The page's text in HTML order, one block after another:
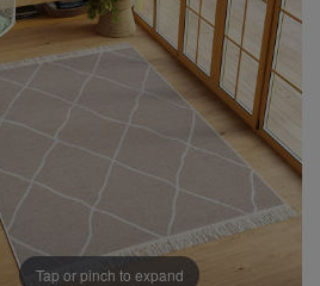
Tap or pinch to expand